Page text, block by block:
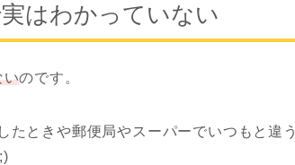
はわかっていない
いのです。
ときや郵便局やスーパーでいつもと違う